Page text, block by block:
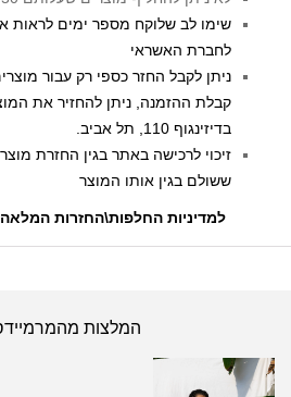
שימו לב שלוקח מספר ימים לראות
לחברת האשראי
קבלת ההזמנה, ניתן להחזיר את
בדיזינגוף 110, תל אביב.
זיכוי לרכישה באתר בגין החזרת
ששולם בגין אותו המוצר
למדיניות החלפות\החזרות
המלצות